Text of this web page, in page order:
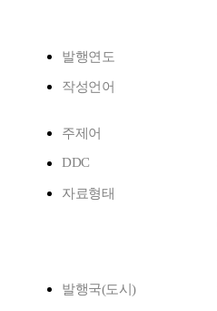
발행연도
작성언어
주제어
DDC
자료형태
발행국(도시)